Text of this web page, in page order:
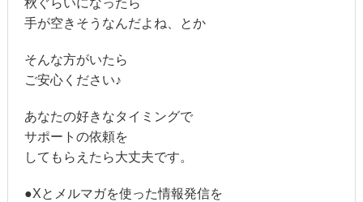
秋ぐらいになったら
手が空きそうなんだよね、とか
そんな方がいたら
ご安心ください♪
あなたの好きなタイミングで
サポートの依頼を
してもらえたら大丈夫です。
●Xとメルマガを使った情報発信を